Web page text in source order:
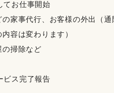
てお仕事開始
家事代行、お客様の外出（
容は変わります）
の掃除など
ビス完了報告